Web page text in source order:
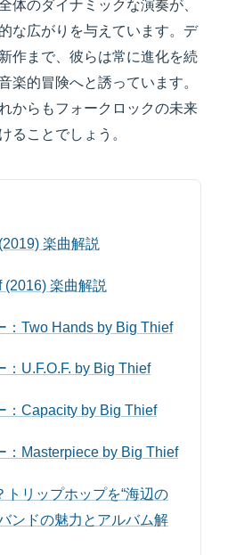
体のダイナミックな演奏が、
な広がりを与えています。デ
作まで、彼らは常に進化を続
楽的冒険へと誘っています。
からもフォークロックの未来
ることでしょう。
楽曲解説
(2016) 楽曲解説
：Two Hands by Big Thief
：U.F.O.F. by Big Thief
：Capacity by Big Thief
：Masterpiece by Big Thief
トリップホップを“海辺の
ンドの魅力とアルバム解